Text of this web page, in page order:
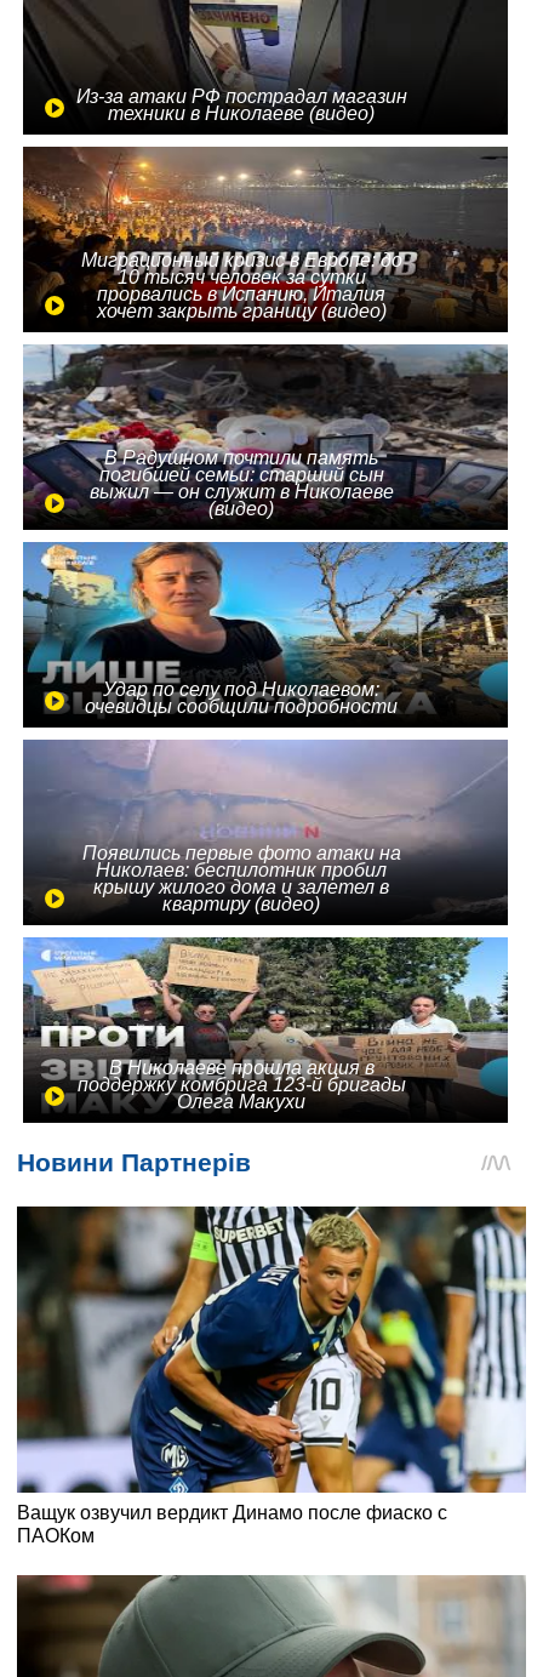
Из-за атаки РФ пострадал магазин
техники в Николаеве (видео)
Миграционный кризис в Европе: до
10 тысяч человек за сутки
прорвались в Испанию, Италия
хочет закрыть границу (видео)
В Радушном почтили память
погибшей семьи: старший сын
выжил — он служит в Николаеве
(видео)
Удар по селу под Николаевом:
очевидцы сообщили подробности
Появились первые фото атаки на
Николаев: беспилотник пробил
крышу жилого дома и залетел в
квартиру (видео)
В Николаеве прошла акция в
поддержку комбрига 123-й бригады
Олега Макухи